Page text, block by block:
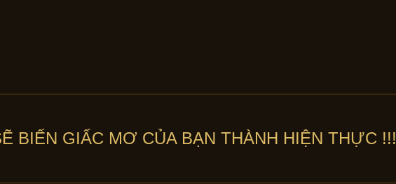
BIẾN GIẤC MƠ CỦA BẠN THÀNH HIỆN THỰC !!!